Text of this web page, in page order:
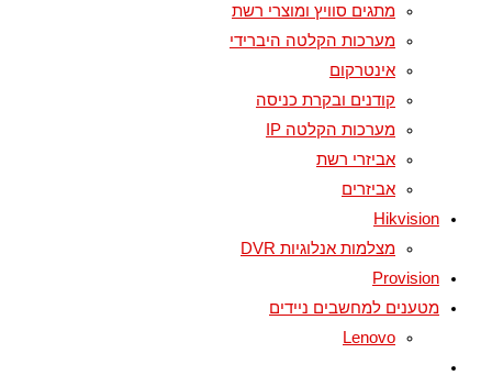
מתגים סוויץ ומוצרי רשת
מערכות הקלטה היברידי
אינטרקום
קודנים ובקרת כניסה
מערכות הקלטה IP
אביזרי רשת
אביזרים
Hikvision
מצלמות אנלוגיות DVR
Provision
מטענים למחשבים ניידים
Lenovo